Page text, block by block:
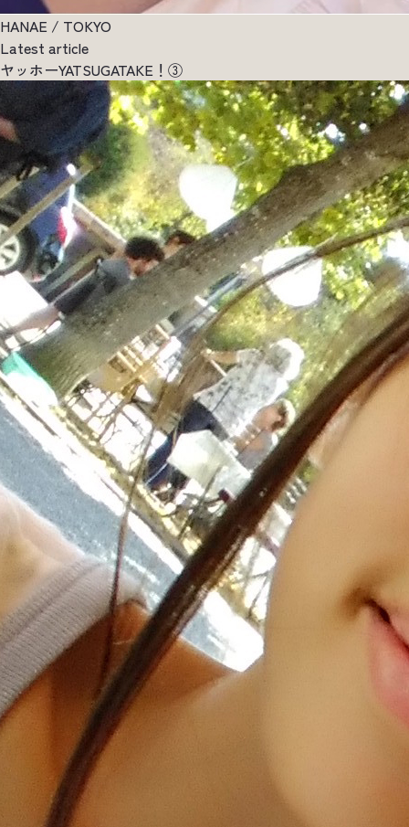
HANAE / TOKYO
Latest article
ヤッホーYATSUGATAKE！③